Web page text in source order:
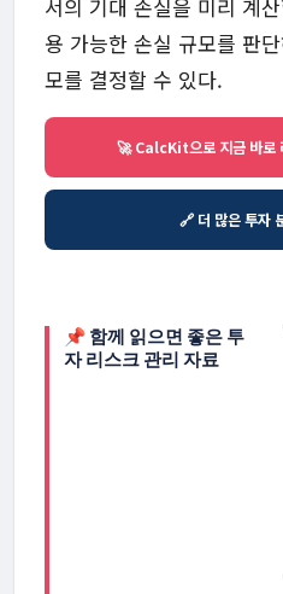
서의 기대 손실을 미리 계
용 가능한 손실 규모를 판
모를 결정할 수 있다.
🚀 CalcKit으로 지금 바로
🔗 더 많은 투자
📌 함께 읽으면 좋은 투
자 리스크 관리 자료